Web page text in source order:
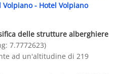
Volpiano- Hotel Volpiano
delle strutture alberghiere
7.7772623)
ad un'altitudine di 219